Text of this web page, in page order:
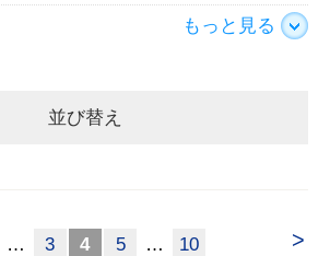
もっと見る
並び替え
>
… 3 4 5 … 10